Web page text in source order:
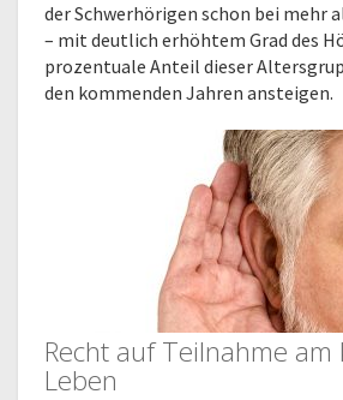
der Schwerhörigen schon bei mehr
– mit deutlich erhöhtem Grad des
prozentuale Anteil dieser
den kommenden Jahren ansteigen.
Recht auf Teilnahme
Leben